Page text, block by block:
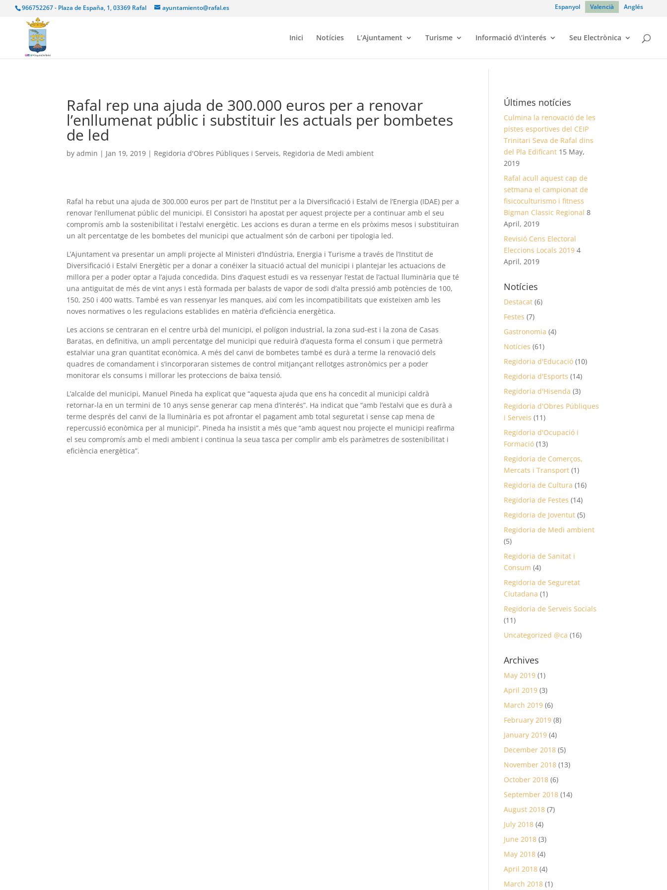
966752267 - Plaza de España, 1, 03369 Rafal ayuntamiento@rafal.es Espanyol Valencià Anglés
Inici Notícies L’Ajuntament Turisme Informació d\’interés Seu Electrònica
Rafal rep una ajuda de 300.000 euros per a renovar
l’enllumenat públic i substituir les actuals per bombetes
de led
byadmin | Jan 19, 2019 | Regidoria d'Obres Públiques i Serveis, Regidoria de Medi ambient
Rafal ha rebut una ajuda de 300.000 euros per part de l’Institut per a la Diversificació i Estalvi de l’Energia (IDAE) per a
renovar l’enllumenat públic del municipi. El Consistori ha apostat per aquest projecte per a continuar amb el seu
compromís amb la sostenibilitat i l’estalvi energètic. Les accions es duran a terme en els pròxims mesos i substituiran
un alt percentatge de les bombetes del municipi que actualment són de carboni per tipologia led.
L’Ajuntament va presentar un ampli projecte al Ministeri d’Indústria, Energia i Turisme a través de l’Institut de
Diversificació i Estalvi Energètic per a donar a conéixer la situació actual del municipi i plantejar les actuacions de
millora per a poder optar a l’ajuda concedida. Dins d’aquest estudi es va ressenyar l’estat de l’actual lluminària que té
una antiguitat de més de vint anys i està formada per balasts de vapor de sodi d’alta pressió amb potències de 100,
150, 250 i 400 watts. També es van ressenyar les manques, així com les incompatibilitats que existeixen amb les
noves normatives o les regulacions establides en matèria d’eficiència energètica.
Les accions se centraran en el centre urbà del municipi, el polígon industrial, la zona sud-est i la zona de Casas
Baratas, en definitiva, un ampli percentatge del municipi que reduirà d’aquesta forma el consum i que permetrà
estalviar una gran quantitat econòmica. A més del canvi de bombetes també es durà a terme la renovació dels
quadres de comandament i s’incorporaran sistemes de control mitjançant rellotges astronòmics per a poder
monitorar els consums i millorar les proteccions de baixa tensió.
L’alcalde del municipi, Manuel Pineda ha explicat que “aquesta ajuda que ens ha concedit al municipi caldrà
retornar-la en un termini de 10 anys sense generar cap mena d’interés”. Ha indicat que “amb l’estalvi que es durà a
terme després del canvi de la lluminària es pot afrontar el pagament amb total seguretat i sense cap mena de
repercussió econòmica per al municipi”. Pineda ha insistit a més que “amb aquest nou projecte el municipi reafirma
el seu compromís amb el medi ambient i continua la seua tasca per complir amb els paràmetres de sostenibilitat i
eficiència energètica”.
Últimes notícies
Culmina la renovació de les
pistes esportives del CEIP
Trinitari Seva de Rafal dins
del Pla Edificant 15 May,
2019
Rafal acull aquest cap de
setmana el campionat de
fisicoculturismo i fitness
Bigman Classic Regional 8
April, 2019
Revisió Cens Electoral
Eleccions Locals 2019 4
April, 2019
Notícies
Destacat (6)
Festes (7)
Gastronomia (4)
Notícies (61)
Regidoria d'Educació (10)
Regidoria d'Esports (14)
Regidoria d'Hisenda (3)
Regidoria d'Obres Públiques
i Serveis (11)
Regidoria d'Ocupació i
Formació (13)
Regidoria de Comerços,
Mercats i Transport (1)
Regidoria de Cultura (16)
Regidoria de Festes (14)
Regidoria de Joventut (5)
Regidoria de Medi ambient
(5)
Regidoria de Sanitat i
Consum (4)
Regidoria de Seguretat
Ciutadana (1)
Regidoria de Serveis Socials
(11)
Uncategorized @ca (16)
Archives
May 2019 (1)
April 2019 (3)
March 2019 (6)
February 2019 (8)
January 2019 (4)
December 2018 (5)
November 2018 (13)
October 2018 (6)
September 2018 (14)
August 2018 (7)
July 2018 (4)
June 2018 (3)
May 2018 (4)
April 2018 (4)
March 2018 (1)